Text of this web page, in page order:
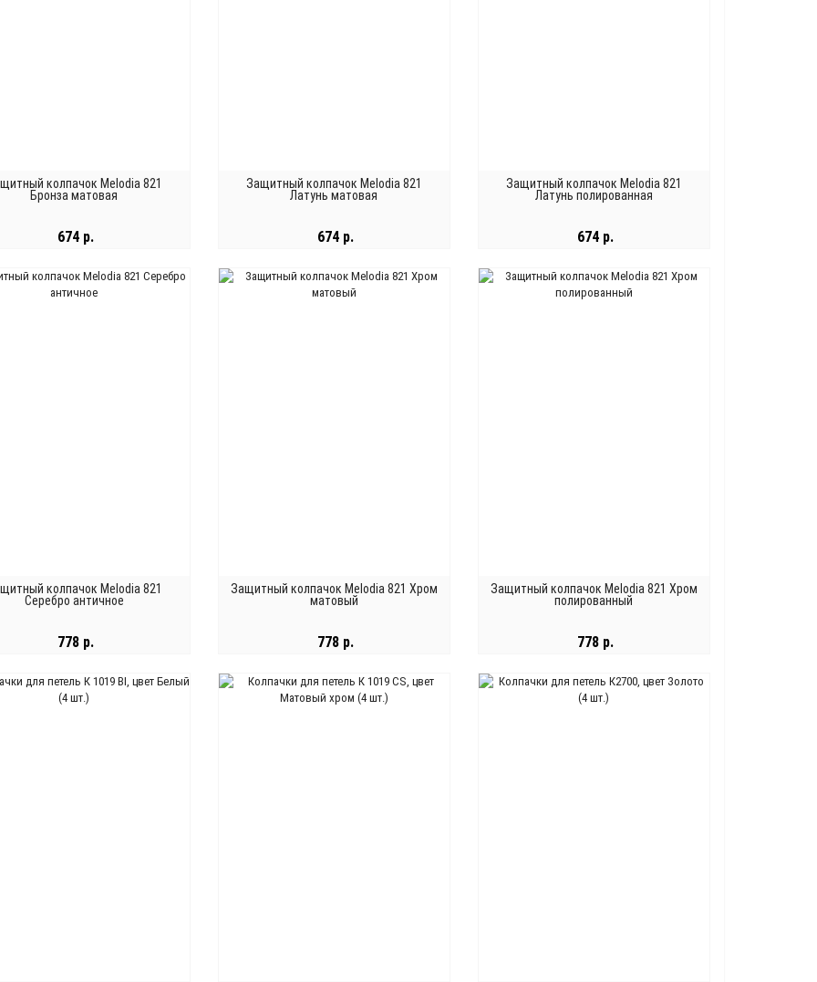
колпачок Melodia 821
Бронза матовая
674 р.
В КОРЗИНУ
Защитный колпачок Melodia 821
Латунь матовая
674 р.
В КОРЗИНУ
Защитный колпачок Melodia 821
Латунь полированная
674 р.
В КОРЗИНУ
колпачок Melodia 821
Серебро античное
778 р.
В КОРЗИНУ
Защитный колпачок Melodia 821 Хром
матовый
778 р.
В КОРЗИНУ
Защитный колпачок Melodia 821 Хром
полированный
778 р.
В КОРЗИНУ